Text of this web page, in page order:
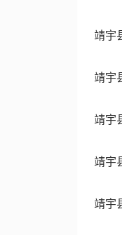
靖宇
靖宇
靖宇
靖宇
靖宇